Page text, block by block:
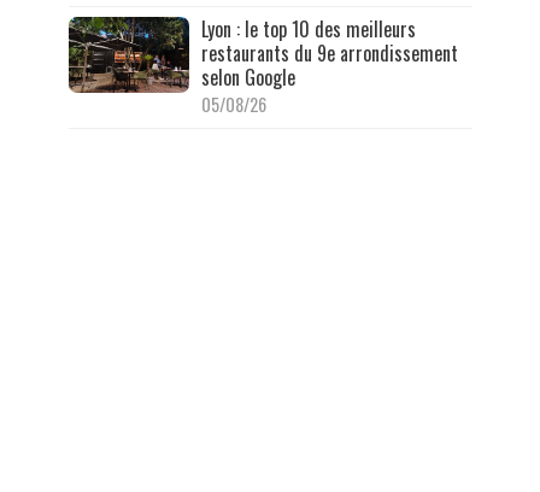
Lyon : le top 10 des meilleurs
restaurants du 9e arrondissement
selon Google
05/08/26